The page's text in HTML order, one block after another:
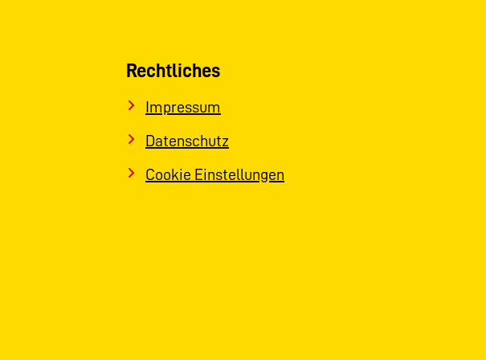
Rechtliches
Impressum
Datenschutz
Cookie Einstellungen